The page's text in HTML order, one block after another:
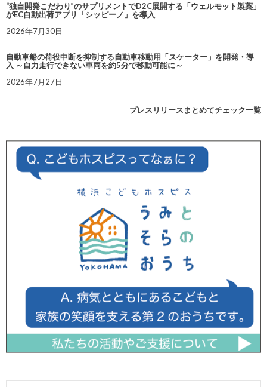
“独自開発こだわり”のサプリメントでD2C展開する「ウェルモット製薬」
がEC自動出荷アプリ「シッピーノ」を導入
2026年7月30日
自動車船の荷役中断を抑制する自動車移動用「スケーター」を開発・導
入 ～自力走行できない車両を約5分で移動可能に～
2026年7月27日
プレスリリースまとめてチェック一覧